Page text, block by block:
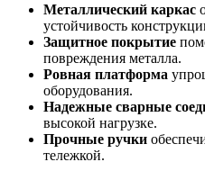
Металлический каркас
устойчивость
Защитное покрытие
повреждения металла.
Ровная платформа
оборудования.
Надежные сварные
высокой нагрузке.
Прочные ручки
тележкой.